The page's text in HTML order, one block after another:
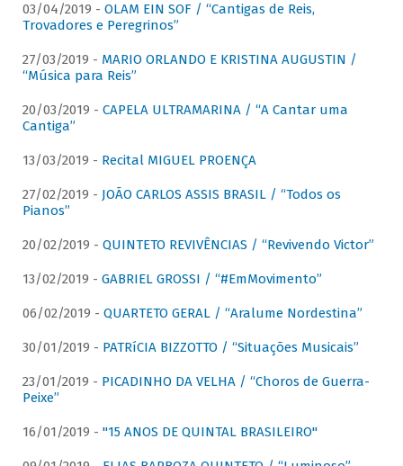
03/04/2019 - OLAM EIN SOF / “Cantigas de Reis,
Trovadores e Peregrinos”
27/03/2019 - MARIO ORLANDO E KRISTINA AUGUSTIN /
“Música para Reis”
20/03/2019 - CAPELA ULTRAMARINA / “A Cantar uma
Cantiga”
13/03/2019 - Recital MIGUEL PROENÇA
27/02/2019 - JOÃO CARLOS ASSIS BRASIL / “Todos os
Pianos”
20/02/2019 - QUINTETO REVIVÊNCIAS / “Revivendo Victor”
13/02/2019 - GABRIEL GROSSI / “#EmMovimento”
06/02/2019 - QUARTETO GERAL / “Aralume Nordestina”
30/01/2019 - PATRíCIA BIZZOTTO / “Situações Musicais”
23/01/2019 - PICADINHO DA VELHA / “Choros de Guerra-
Peixe”
16/01/2019 - "15 ANOS DE QUINTAL BRASILEIRO"